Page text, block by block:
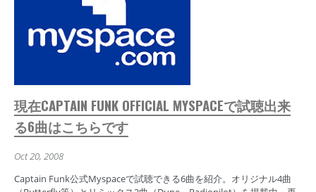
現在CAPTAIN FUNK OFFICIAL MYSPACEで試聴出来
る6曲はこちらです
Oct 20, 2008
Captain Funk公式Myspaceで試聴できる6曲を紹介。オリジナル4曲